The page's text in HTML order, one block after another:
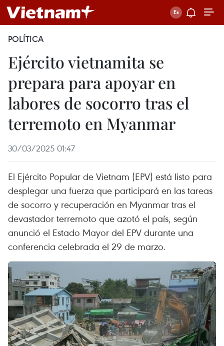
POLÍTICA
Ejército vietnamita se
prepara para apoyar en
labores de socorro tras el
terremoto en Myanmar
30/03/2025 01:47
El Ejército Popular de Vietnam (EPV) está listo para
desplegar una fuerza que participará en las tareas
de socorro y recuperación en Myanmar tras el
devastador terremoto que azotó el país, según
anunció el Estado Mayor del EPV durante una
conferencia celebrada el 29 de marzo.